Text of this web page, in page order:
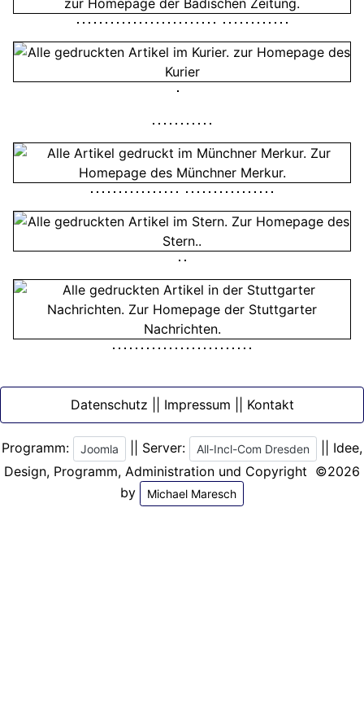
Datenschutz || Impressum || Kontakt
Programm: Joomla || Server: All-Incl-Com Dresden
|| Idee,
Design, Programm, Administration und Copyright ©2026
by
Michael Maresch